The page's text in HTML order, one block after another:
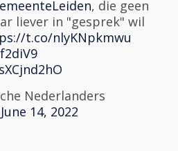
, die geen
liever in "gesprek" wil
t.co/nlyKNpkmwu
Nederlanders
June 14, 2022